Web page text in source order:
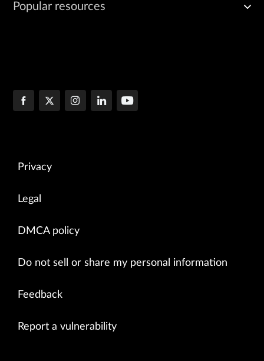
Popular resources
Privacy
Legal
DMCA policy
Do not sell or share my personal information
Feedback
Report a vulnerability